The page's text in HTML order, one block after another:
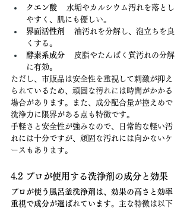
クエン酸 水垢やカルシウム汚れを落とし
やすく、肌にも優しい。
界面活性剤
油汚れを分解し、泡立ちを良
くする。
酵素系成分 皮脂やたんぱく質汚れの分解
に有効。
ただし、市販品は安全性を重視して刺激が抑え
られているため、頑固な汚れには時間がかかる
場合があります。また、成分配合量が控えめで
洗浄力に限界がある点も特徴です。
手軽さと安全性が強みなので、日常的な軽い汚
れには十分ですが、頑固な汚れには向かないケ
ースもあります。
4.2 プロが使用する洗浄剤の成分と効果
プロが使う風呂釜洗浄剤は、効果の高さと効率
重視で成分が選ばれています。 主な特徴は以下